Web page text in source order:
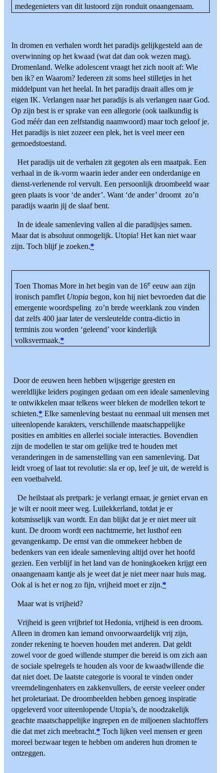
medegenieters van dit lustoord zijn ronduit onaangenaam.
In dromen en verhalen wordt het paradijs gelijkgesteld aan de
overwinning op het kwaad (wat dat dan ook wezen mag).
Dromenland. Welke adolescent vraagt het zich nooit af: Wie
ben ik? en Waarom? Iedereen zit soms heel stilletjes in het
middelpunt van het heelal. In het paradijs draait alles om je
eigen IK. Verlangen naar het paradijs is als verlangen naar God.
Op zijn best is er sprake van een allegorie (ook taalkundig is
God méér dan een zelfstandig naamwoord) maar toch geloof je.
Het paradijs is niet zozeer een plek, het is veel meer een
gemoedstoestand.
Het paradijs uit de verhalen zit gegoten als een maatpak. Een
verhaal in de ik-vorm waarin ieder ander een onderdanige en
dienst-verlenende rol vervult. Een persoonlijk droombeeld waar
geen plaats is voor ‘de ander’. Want ‘de ander’ droomt zo’n
paradijs waarin jij de slaaf bent.
In de ideale samenleving vallen al die paradijsjes samen.
Maar dat is absoluut onmogelijk. Utopia! Het kan niet waar
zijn. Toch blijf je zoeken.*
Toen Thomas More in het begin van de 16eeeuw aan zijn
ironisch pamflet Utopia begon, kon hij niet bevroeden dat die
emergente woordspeling zo’n brede weerklank zou vinden
dat zelfs 400 jaar later de versleutelde contra-dictio in
terminis zou worden ‘geleend’ voor kinderlijk
volksvermaak.*
Door de eeuwen heen hebben wijsgerige geesten en
wereldlijke leiders pogingen gedaan om een ideale samenleving
te ontwikkelen maar telkens weer bleken de modellen tekort te
schieten.* Elke samenleving bestaat nu eenmaal uit mensen met
uiteenlopende karakters, verschillende maatschappelijke
posities en ambities en allerlei sociale interacties. Bovendien
zijn de modellen te star om gelijke tred te houden met
veranderingen in de samenstelling van een samenleving. Dat
leidt vroeg of laat tot revolutie: sla er op, leef je uit, de wereld is
een voetbalveld.
De heilstaat als pretpark: je verlangt ernaar, je geniet ervan en
je wilt er nooit meer weg. Luilekkerland, totdat je er
kotsmisselijk van wordt. En dan blijkt dat je er niet meer uit
kunt. De droom wordt een nachtmerrie, het lusthof een
gevangenkamp. De ernst van die ommekeer hebben de
bedenkers van een ideale samenleving altijd over het hoofd
gezien. Een verblijf in het land van de honingkoeken krijgt een
onaangenaam kantje als je weet dat je niet meer naar huis mag.
Ook al is het er nog zo fijn, vrijheid moet er zijn.*
Maar wat is vrijheid?
Vrijheid is geen vrijbrief tot Hedonia, vrijheid is een droom.
Alleen in dromen kan iemand onvoorwaardelijk vrij zijn,
zonder rekening te hoeven houden met anderen. Dat geldt
zowel voor de goed willende stumper die bereid is om zich aan
de sociale spelregels te houden als voor de kwaadwillende die
dat niet doet. De laatste categorie is vooral te vinden onder
vreemdelingenhaters en zakkenvullers, de eerste veeleer onder
het proletariaat. De droombeelden hebben genoeg inspiratie
opgeleverd voor uiteenlopende Utopia’s, de noodzakelijk
geachte maatschappelijke ingrepen en de miljoenen slachtoffers
die dat met zich meebracht.* Toch lijken veel mensen er geen
moreel bezwaar tegen te hebben om anderen hun dromen te
ontzeggen.